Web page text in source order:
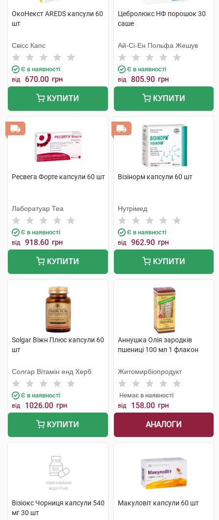
ОкоНекст AREDS капсули 60
шт
Свісс Капс
Є в наявності
від 670.00 грн
КУПИТИ
Цебролюкс НФ порошок 30
саше
Ай-Сі-Ен Польфа Жешув
Є в наявності
від 805.90 грн
КУПИТИ
Ресвега Форте капсули 60 шт
Лаборатуар Теа
Є в наявності
від 918.60 грн
КУПИТИ
Візінорм капсули 60 шт
Нутрімед
Є в наявності
від 962.90 грн
КУПИТИ
Solgar Віжн Плюс капсули 60
шт
Солгар Вітамін енд Херб
Є в наявності
від 1026.00 грн
КУПИТИ
Аннушка Олія зародків
пшениці 100 мл 1 флакон
Житомирбіопродукт
Немає в наявності
від 158.00 грн
АНАЛОГИ
Візіокс Чорниця капсули 540
мг 30 шт
Макуловіт капсули 60 шт